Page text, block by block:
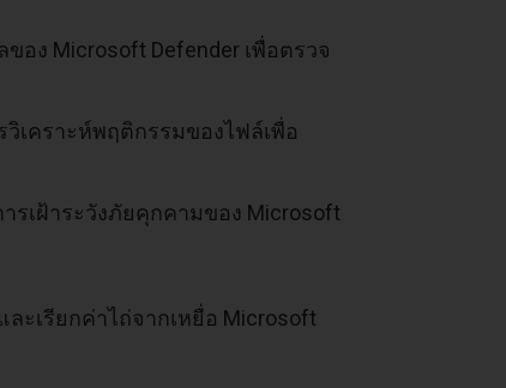
อง Microsoft Defender เพื่อตรวจ
วิเคราะห์พฤติกรรมของไฟล์เพื่อ
เฝ้าระวังภัยคุกคามของ Microsoft
ะเรียกค่าไถ่จากเหยื่อ Microsoft